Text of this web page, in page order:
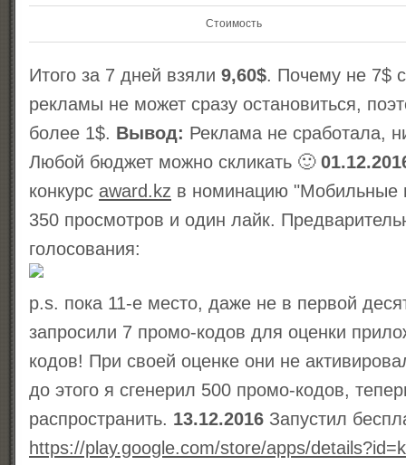
Стоимость
Итого за 7 дней взяли 9,60$. Почему не 7$
рекламы не может сразу остановиться,
более 1$. Вывод: Реклама не сработала,
Любой бюджет можно скликать 🙂
конкурс award.kz в номинацию "Мобильные
350 просмотров и один лайк.
голосования:
p.s. пока 11-е место, даже не в первой
запросили 7 промо-кодов для оценки
кодов! При своей оценке они не
до этого я сгенерил 500 промо-кодов,
распространить. 13.12.2016 Запустил
https://play.google.com/store/apps/